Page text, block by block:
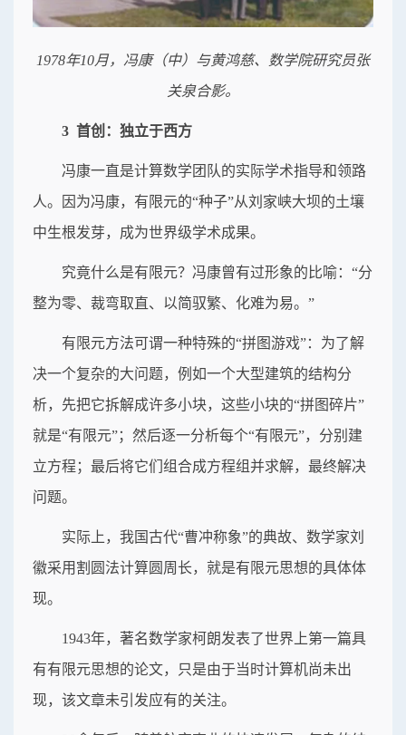
1978年10月，冯康（中）与黄鸿慈、数学院研究员张
关泉合影。
3 首创：独立于西方
冯康一直是计算数学团队的实际学术指导和领路
人。因为冯康，有限元的“种子”从刘家峡大坝的土壤
中生根发芽，成为世界级学术成果。
究竟什么是有限元？冯康曾有过形象的比喻：“分
整为零、裁弯取直、以简驭繁、化难为易。”
有限元方法可谓一种特殊的“拼图游戏”：为了解
决一个复杂的大问题，例如一个大型建筑的结构分
析，先把它拆解成许多小块，这些小块的“拼图碎片”
就是“有限元”；然后逐一分析每个“有限元”，分别建
立方程；最后将它们组合成方程组并求解，最终解决
问题。
实际上，我国古代“曹冲称象”的典故、数学家刘
徽采用割圆法计算圆周长，就是有限元思想的具体体
现。
1943年，著名数学家柯朗发表了世界上第一篇具
有有限元思想的论文，只是由于当时计算机尚未出
现，该文章未引发应有的关注。